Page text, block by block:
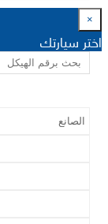
×
اختر سيارتك